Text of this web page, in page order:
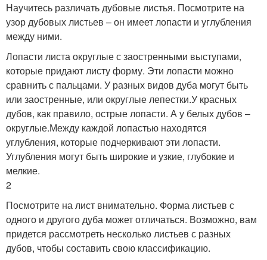
Научитесь различать дубовые листья. Посмотрите на
узор дубовых листьев – он имеет лопасти и углубления
между ними.
Лопасти листа округлые с заостренными выступами,
которые придают листу форму. Эти лопасти можно
сравнить с пальцами. У разных видов дуба могут быть
или заостренные, или округлые лепестки.У красных
дубов, как правило, острые лопасти. А у белых дубов –
округлые.Между каждой лопастью находятся
углубления, которые подчеркивают эти лопасти.
Углубления могут быть широкие и узкие, глубокие и
мелкие.
2
Посмотрите на лист внимательно. Форма листьев с
одного и другого дуба может отличаться. Возможно, вам
придется рассмотреть несколько листьев с разных
дубов, чтобы составить свою классификацию.